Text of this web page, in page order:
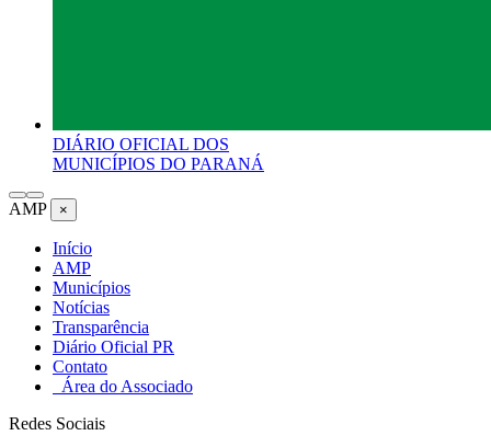
DIÁRIO OFICIAL DOS
MUNICÍPIOS DO PARANÁ
AMP ×
Início
AMP
Municípios
Notícias
Transparência
Diário Oficial PR
Contato
Área do Associado
Redes Sociais